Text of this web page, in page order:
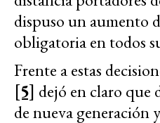
dispuso un aumento
obligatoria en todos
Frente a estas
[5] dejó en claro que
de nueva generación